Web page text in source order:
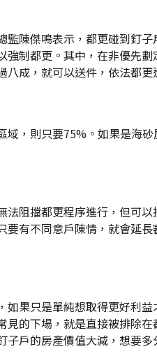
監陳傑鳴表示，都更碰到釘
強制都更。其中，在非優先
八成，就可以送件，依法都更
域，則只要75%。如果是海
法阻擋都更程序進行，但可
要有不同意戶陳情，就會延
如果只是單純想取得更好利
見的下場，就是直接被排除
子戶的房產價值大減，想要多